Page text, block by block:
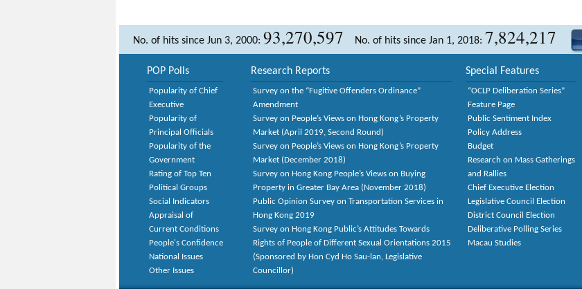
No. of hits since Jun 3, 2000: 93,270,597 No. of hits since Jan 1, 2018: 7,824,217
POP Polls
Popularity of Chief
Executive
Popularity of
Principal Officials
Popularity of the
Government
Rating of Top Ten
Political Groups
Social Indicators
Appraisal of
Current Conditions
People's Confidence
National Issues
Other Issues
Research Reports
Survey on the “Fugitive Offenders Ordinance”
Amendment
Survey on People’s Views on Hong Kong’s Property
Market (April 2019, Second Round)
Survey on People’s Views on Hong Kong’s Property
Market (December 2018)
Survey on Hong Kong People’s Views on Buying
Property in Greater Bay Area (November 2018)
Public Opinion Survey on Transportation Services in
Hong Kong 2019
Survey on Hong Kong Public’s Attitudes Towards
Rights of People of Different Sexual Orientations 2015
(Sponsored by Hon Cyd Ho Sau-lan, Legislative
Councillor)
Special Features
“OCLP Deliberation Series”
Feature Page
Public Sentiment Index
Policy Address
Budget
Research on Mass Gatherings
and Rallies
Chief Executive Election
Legislative Council Election
District Council Election
Deliberative Polling Series
Macau Studies